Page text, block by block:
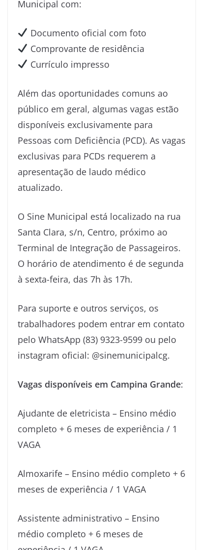
Municipal com:
Documento oficial com foto
Comprovante de residência
Currículo impresso
Além das oportunidades comuns ao
público em geral, algumas vagas estão
disponíveis exclusivamente para
Pessoas com Deficiência (PCD). As vagas
exclusivas para PCDs requerem a
apresentação de laudo médico
atualizado.
O Sine Municipal está localizado na rua
Santa Clara, s/n, Centro, próximo ao
Terminal de Integração de Passageiros.
O horário de atendimento é de segunda
à sexta-feira, das 7h às 17h.
Para suporte e outros serviços, os
trabalhadores podem entrar em contato
pelo WhatsApp (83) 9323-9599 ou pelo
instagram oficial: @sinemunicipalcg.
Vagas disponíveis em Campina Grande:
Ajudante de eletricista – Ensino médio
completo + 6 meses de experiência / 1
VAGA
Almoxarife – Ensino médio completo + 6
meses de experiência / 1 VAGA
Assistente administrativo – Ensino
médio completo + 6 meses de